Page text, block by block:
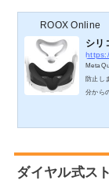
ROOX Online
シリ
Meta
防止し
分から
ダイヤル式ス